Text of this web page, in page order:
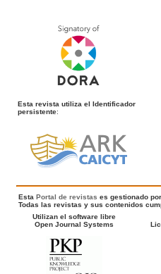
Esta revista utiliza el Identificador
persistente:
Esta Portal de revistas es gestionado
Todas las revistas y sus contenidos
Utilizan el software libre
Open Journal Systems